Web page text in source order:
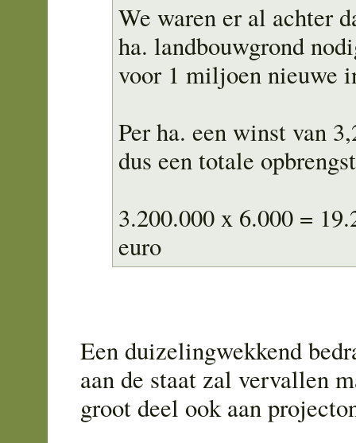
We waren er al achter
ha. landbouwgrond
voor 1 miljoen nieuwe
Per ha. een winst van
dus een totale
3.200.000 x 6.000 =
euro
Een duizelingwekkend
aan de staat zal vervallen
groot deel ook aan